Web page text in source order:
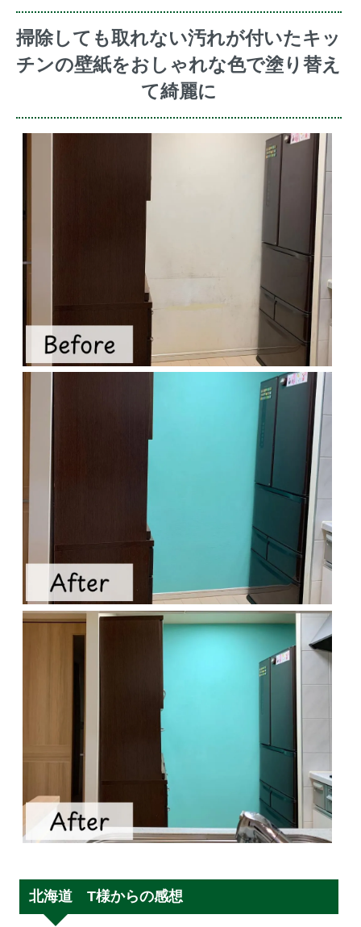
掃除しても取れない汚れが付いたキッ
チンの壁紙をおしゃれな色で塗り替え
て綺麗に
北海道 T様からの感想